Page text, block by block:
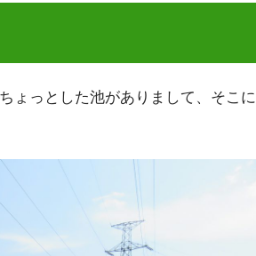
ょっとした池がありまして、そこに